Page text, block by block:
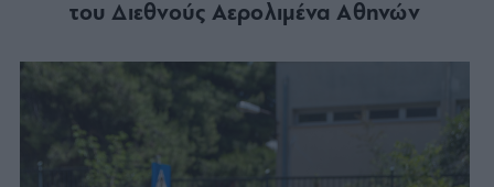
του Διεθνούς Αερολιμένα Αθηνών